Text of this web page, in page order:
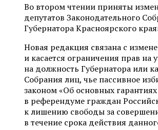
Во втором чтении приняты
депутатов Законодательного
Губернатора Красноярского
Новая редакция связана с
и касается ограничения прав на
на должность Губернатора или
Собрания лиц, чье пассивное
законом «Об основных
в референдуме граждан
к лишению свободы за
в течение срока действия